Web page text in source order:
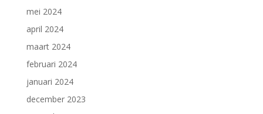
mei 2024
april 2024
maart 2024
februari 2024
januari 2024
december 2023